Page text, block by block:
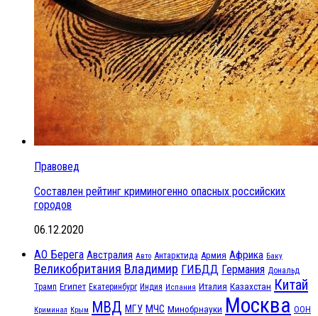
Правовед
Составлен рейтинг криминогенно опасных российских
городов
06.12.2020
АО Берега Австралия Авто Антарктида Армия Африка Баку
Великобритания Владимир ГИБДД Германия Дональд
Трамп Египет Екатеринбург Индия Испания Италия Казахстан Китай
Криминал Крым МВД МГУ МЧС Минобрнауки Москва ООН